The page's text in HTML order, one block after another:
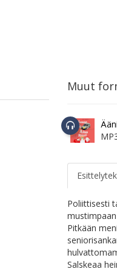
Muut
Poliittisesti
Pitkään
Salskeaa